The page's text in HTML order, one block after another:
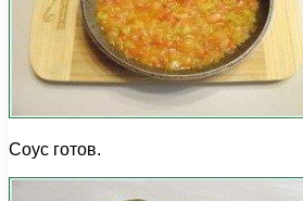
Соус готов.